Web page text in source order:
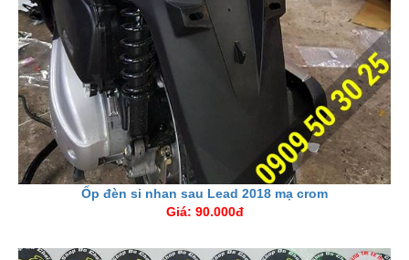
Ốp đèn si nhan sau Lead 2018 mạ crom
Giá: 90.000đ